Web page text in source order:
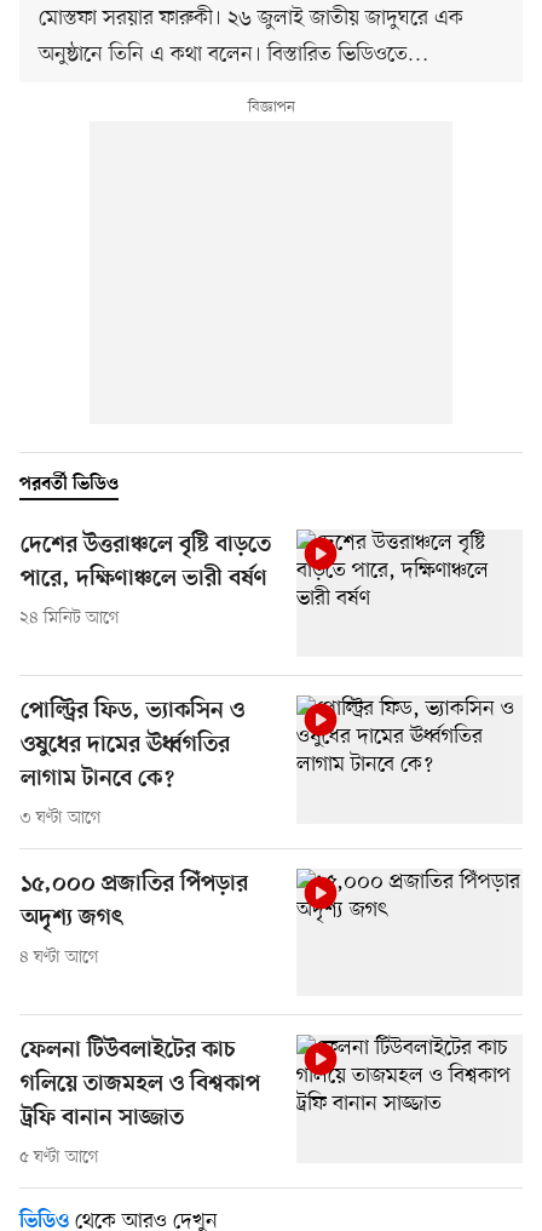
মোস্তফা সরয়ার ফারুকী। ২৬ জুলাই জাতীয় জাদুঘরে এক
অনুষ্ঠানে তিনি এ কথা বলেন। বিস্তারিত ভিডিওতে…
পরবর্তী ভিডিও
দেশের উত্তরাঞ্চলে বৃষ্টি বাড়তে
পারে, দক্ষিণাঞ্চলে ভারী বর্ষণ
২৪ মিনিট আগে
পোল্ট্রির ফিড, ভ্যাকসিন ও
ওষুধের দামের ঊর্ধ্বগতির
লাগাম টানবে কে?
৩ ঘণ্টা আগে
১৫,০০০ প্রজাতির পিঁপড়ার
অদৃশ্য জগৎ
৪ ঘণ্টা আগে
ফেলনা টিউবলাইটের কাচ
গলিয়ে তাজমহল ও বিশ্বকাপ
ট্রফি বানান সাজ্জাত
৫ ঘণ্টা আগে
ভিডিও থেকে আরও দেখুন